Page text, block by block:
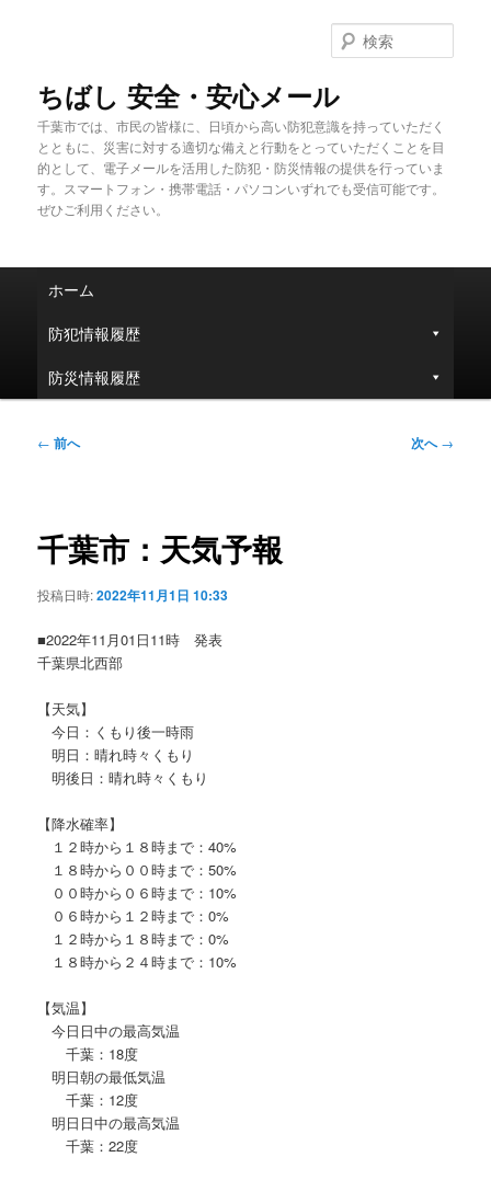
ちばし 安全・安心メール
千葉市では、市民の皆様に、日頃から高い防犯意識を持っていただく
とともに、災害に対する適切な備えと行動をとっていただくことを目
的として、電子メールを活用した防犯・防災情報の提供を行っていま
す。スマートフォン・携帯電話・パソコンいずれでも受信可能です。
ぜひご利用ください。
索
ュ
ホーム
防犯情報履歴
防災情報履歴
投
ゲ
ー
ョ
← 前へ 次へ→
千葉市：天気予報
投稿日時:2022年11月1日 10:33
■2022年11月01日11時 発表
千葉県北西部
【天気】
今日：くもり後一時雨
明日：晴れ時々くもり
明後日：晴れ時々くもり
【降水確率】
１２時から１８時まで：40%
１８時から００時まで：50%
００時から０６時まで：10%
０６時から１２時まで：0%
１２時から１８時まで：0%
１８時から２４時まで：10%
【気温】
今日日中の最高気温
千葉：18度
明日朝の最低気温
千葉：12度
明日日中の最高気温
千葉：22度